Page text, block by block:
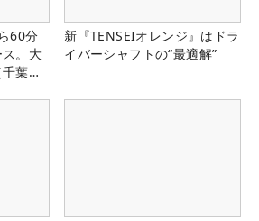
60分
。大
葉
新『TENSEIオレンジ』はドラ
イバーシャフトの“最適解”